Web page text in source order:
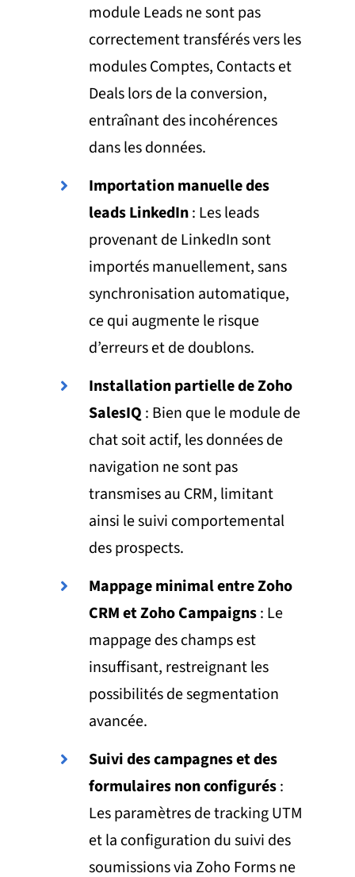
module Leads ne sont pas
correctement transférés vers les
modules Comptes, Contacts et
Deals lors de la conversion,
entraînant des incohérences
dans les données.
Importation manuelle des
leads LinkedIn: Les leads
provenant de LinkedIn sont
importés manuellement, sans
synchronisation automatique,
ce qui augmente le risque
d’erreurs et de doublons.
Installation partielle de Zoho
SalesIQ : Bien que le module de
chat soit actif, les données de
navigation ne sont pas
transmises au CRM, limitant
ainsi le suivi comportemental
des prospects.
Mappage minimal entre Zoho
CRM et Zoho Campaigns: Le
mappage des champs est
insuffisant, restreignant les
possibilités de segmentation
avancée.
Suivi des campagnes et des
formulaires non configurés:
Les paramètres de tracking UTM
et la configuration du suivi des
soumissions via Zoho Forms ne